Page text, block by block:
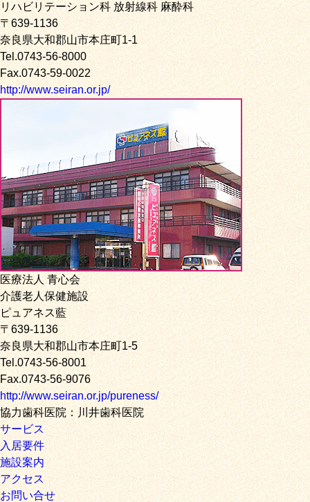
リハビリテーション科 放射線科 麻酔科
〒639-1136
奈良県大和郡山市本庄町1-1
Tel.0743-56-8000
Fax.0743-59-0022
http://www.seiran.or.jp/
医療法人 青心会
介護老人保健施設
ピュアネス藍
〒639-1136
奈良県大和郡山市本庄町1-5
Tel.0743-56-8001
Fax.0743-56-9076
http://www.seiran.or.jp/pureness/
協力歯科医院：川井歯科医院
サービス
入居要件
施設案内
アクセス
お問い合せ